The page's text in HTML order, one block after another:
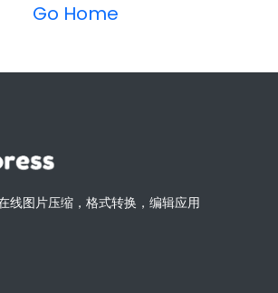
Go Home
线图片压缩，格式转换，编辑应用